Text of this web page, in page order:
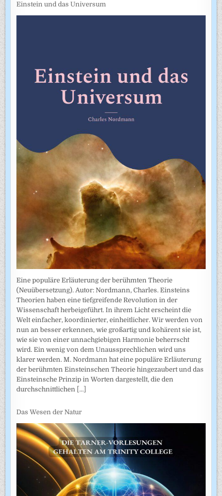
Einstein und das Universum
Eine populäre Erläuterung der berühmten Theorie
(Neuübersetzung). Autor: Nordmann, Charles. Einsteins
Theorien haben eine tiefgreifende Revolution in der
Wissenschaft herbeigeführt. In ihrem Licht erscheint die
Welt einfacher, koordinierter, einheitlicher. Wir werden von
nun an besser erkennen, wie großartig und kohärent sie ist,
wie sie von einer unnachgiebigen Harmonie beherrscht
wird. Ein wenig von dem Unaussprechlichen wird uns
klarer werden. M. Nordmann hat eine populäre Erläuterung
der berühmten Einsteinschen Theorie hingezaubert und das
Einsteinsche Prinzip in Worten dargestellt, die den
durchschnittlichen [...]
Das Wesen der Natur